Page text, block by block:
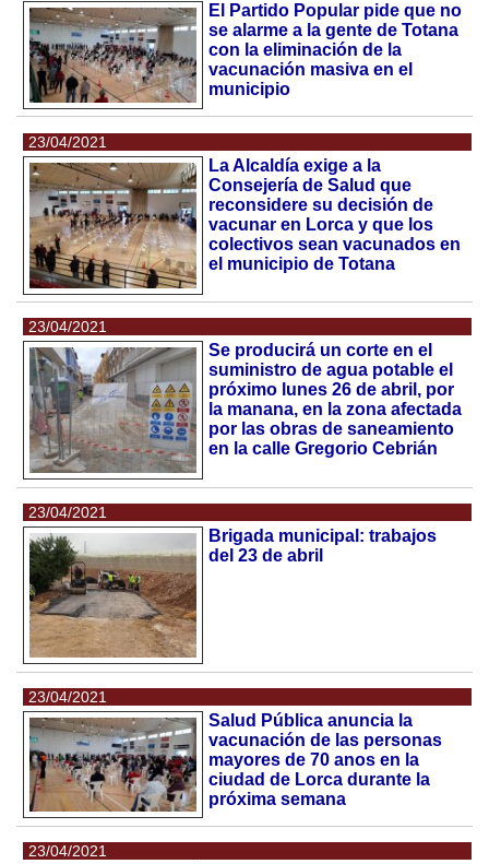
El Partido Popular pide que no
se alarme a la gente de Totana
con la eliminación de la
vacunación masiva en el
municipio
23/04/2021
La Alcaldía exige a la
Consejería de Salud que
reconsidere su decisión de
vacunar en Lorca y que los
colectivos sean vacunados en
el municipio de Totana
23/04/2021
Se producirá un corte en el
suministro de agua potable el
próximo lunes 26 de abril, por
la manana, en la zona afectada
por las obras de saneamiento
en la calle Gregorio Cebrián
23/04/2021
Brigada municipal: trabajos
del 23 de abril
23/04/2021
Salud Pública anuncia la
vacunación de las personas
mayores de 70 anos en la
ciudad de Lorca durante la
próxima semana
23/04/2021